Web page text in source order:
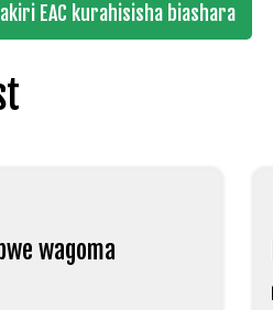
EAC kurahisisha biashara
wagoma